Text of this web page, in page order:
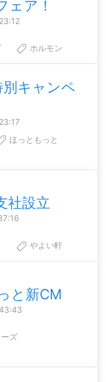
ェア！
ホルモン
キャンペ
ほっともっと
社設立
やよい軒
と新CM
ズ